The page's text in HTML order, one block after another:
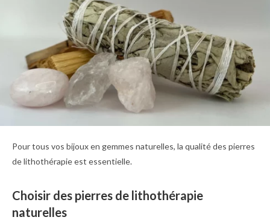
Pour tous vos bijoux en gemmes naturelles, la qualité des pierres
de lithothérapie est essentielle.
Choisir des pierres de lithothérapie
naturelles